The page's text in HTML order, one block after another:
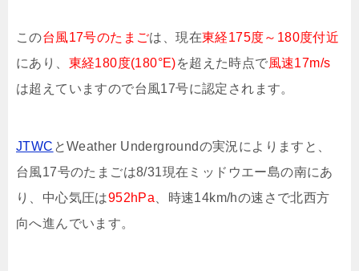
この台風17号のたまごは、現在東経175度～180度付近
にあり、 東経180度(180°E)を超えた時点で風速17m/s
は超えていますので台風17号に認定されます。
JTWC とWeather Undergroundの実況によりますと、
台風17号のたまごは8/31現在ミッドウエー島の南にあ
り、中心気圧は952hPa 、時速14km/hの速さで北西方
向へ進んでいます。